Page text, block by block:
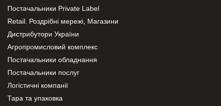
Постачальники Private Label
Retail. Роздрібні мережі, Магазини
Дистрибутори України
Агропромисловий комплекс
Постачальники обладнання
Постачальники послуг
Логістичні компанії
Тара та упаковка